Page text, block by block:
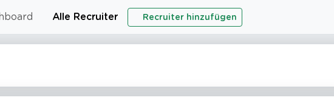
Alle Recruiter Recruiter hinzufügen